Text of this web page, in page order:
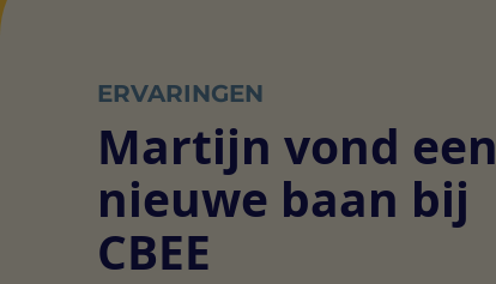
ERVARINGEN
Martijn vond een
nieuwe baan bij
CBEE